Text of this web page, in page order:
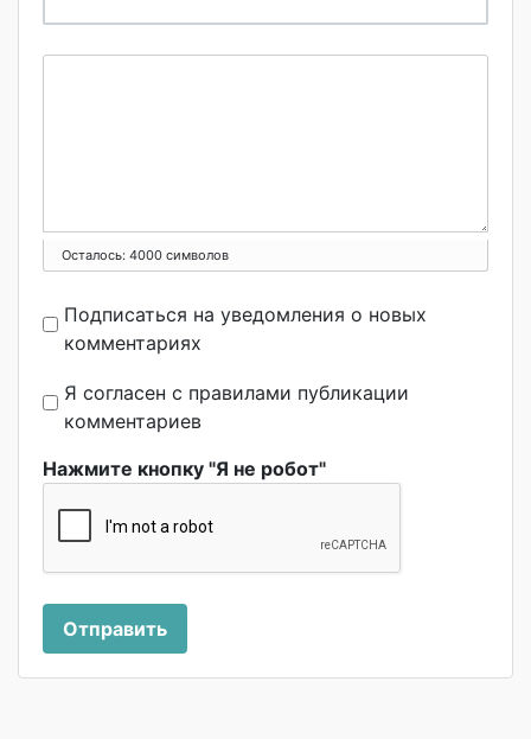
Осталось: 4000 символов
Подписаться на уведомления о новых
комментариях
Я согласен с правилами публикации
комментариев
Нажмите кнопку "Я не робот"
Отправить